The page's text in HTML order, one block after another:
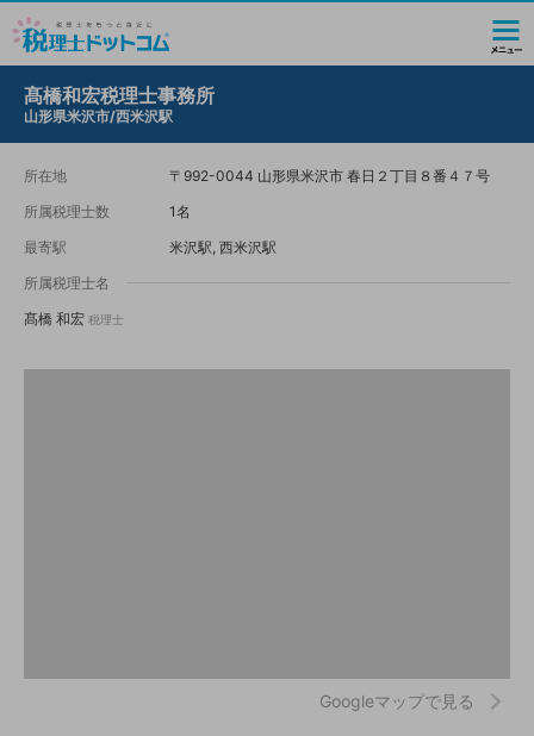
髙橋和宏税理士事務所
山形県米沢市/西米沢駅
所在地
〒992-0044 山形県米沢市 春日２丁目８番４７号
所属税理士数
1名
最寄駅
米沢駅, 西米沢駅
所属税理士名
髙橋 和宏 税理士
Googleマップで見る